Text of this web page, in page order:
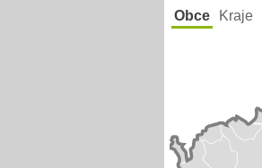
Obce Kraje